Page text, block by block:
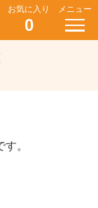
お気に入り
0
メニュー
。